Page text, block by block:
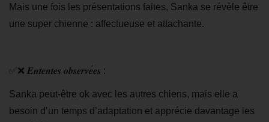
Mais une fois les présentations faites, Sanka se révèle être
une super chienne : affectueuse et attachante.
✅❌ 𝑬𝒏𝒕𝒆𝒏𝒕𝒆𝒔 𝒐𝒃𝒔𝒆𝒓𝒗𝒆𝒆𝒔 :
Sanka peut-être ok avec les autres chiens, mais elle a
besoin d’un temps d’adaptation et apprécie davantage les